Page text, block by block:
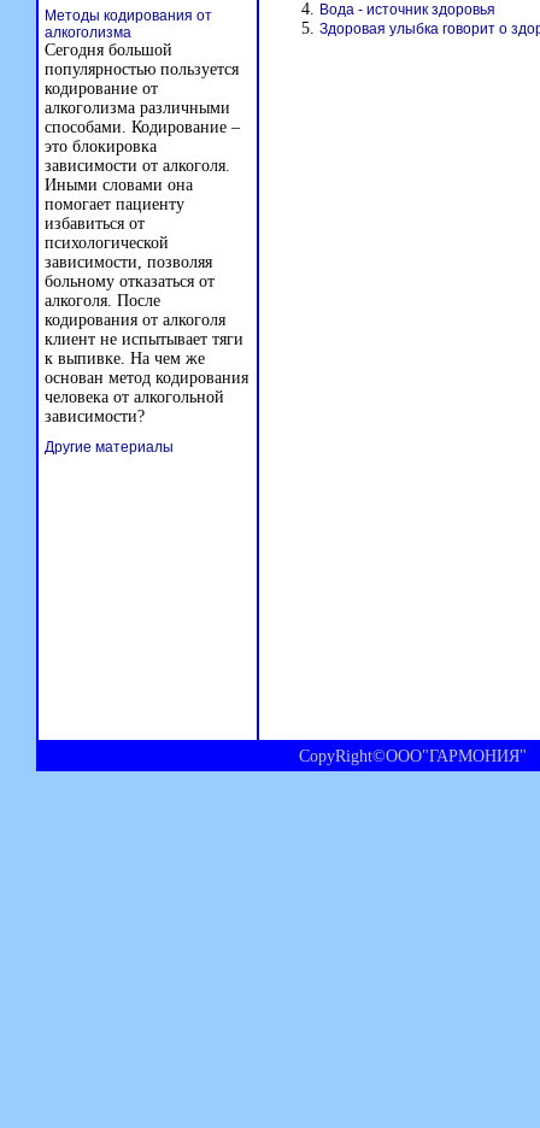
Вода - источник здоровья
Здоровая улыбка говорит о
Методы кодирования от
алкоголизма
Сегодня большой
популярностью пользуется
кодирование от
алкоголизма различными
способами. Кодирование –
это блокировка
зависимости от алкоголя.
Иными словами она
помогает пациенту
избавиться от
психологической
зависимости, позволяя
больному отказаться от
алкоголя. После
кодирования от алкоголя
клиент не испытывает тяги
к выпивке. На чем же
основан метод кодирования
человека от алкогольной
зависимости?
Другие материалы